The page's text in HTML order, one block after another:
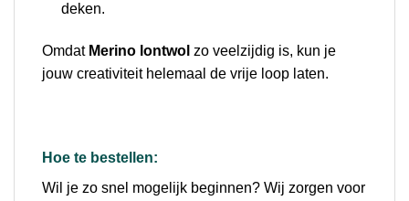
deken.
Omdat Merino lontwol zo veelzijdig is, kun je
jouw creativiteit helemaal de vrije loop laten.
Hoe te bestellen:
Wil je zo snel mogelijk beginnen? Wij zorgen voor